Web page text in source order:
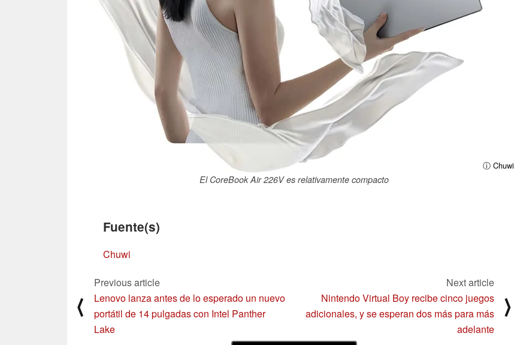
ⓘ Chuwi
El CoreBook Air 226V es relativamente compacto
Fuente(s)
Chuwi
⟨
Previous article
Lenovo lanza antes de lo esperado un nuevo
portátil de 14 pulgadas con Intel Panther
Lake
Next article
Nintendo Virtual Boy recibe cinco juegos
adicionales, y se esperan dos más para más
adelante
⟩